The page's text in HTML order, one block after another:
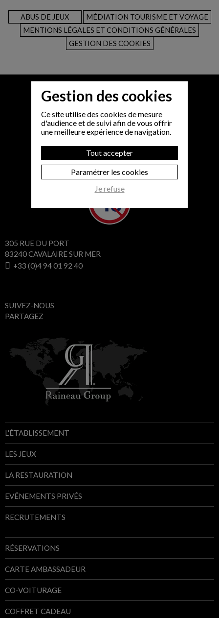
ABUS DE JEUX
MÉDIATION TOURISME ET VOYAGE
MENTIONS LÉGALES ET CONDITIONS GÉNÉRALES
GESTION DES COOKIES
305 RUE DU PORT
83240 CAVALAIRE SUR MER
+33 (0)4 94 01 92 40
SUIVEZ-NOUS
PARTAGEZ
L'ÉTABLISSEMENT
LES JEUX
LA RESTAURATION
EVÉNEMENTS PRIVÉS
RECRUTEMENTS
RÉSERVATIONS
CARTE AMBASSADEUR
CO-VOITURAGE
COFFRET CADEAU
Gestion des cookies
Ce site utilise des cookies de mesure
d'audience et de suivi afin de vous offrir
une meilleure expérience de navigation.
Tout accepter
Paramétrer les cookies
Je refuse